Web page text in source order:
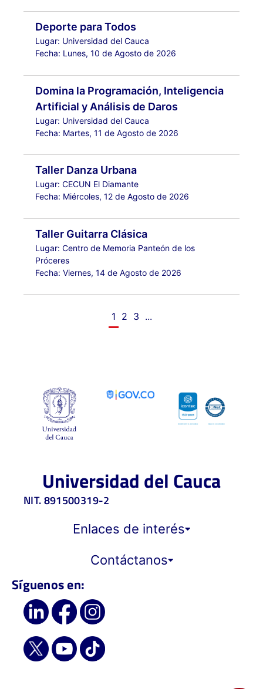
36
31
1 2 3
Deporte para Todos
Lugar: Universidad del Cauca
Fecha: Lunes, 10 de Agosto de 2026
Domina la Programación, Inteligencia
Artificial y Análisis de Daros
Lugar: Universidad del Cauca
Fecha: Martes, 11 de Agosto de 2026
Taller Danza Urbana
Lugar: CECUN El Diamante
Fecha: Miércoles, 12 de Agosto de 2026
Taller Guitarra Clásica
Lugar: Centro de Memoria Panteón de los
Próceres
Fecha: Viernes, 14 de Agosto de 2026
1 2 3 ...
Universidad del Cauca
NIT. 891500319-2
Enlaces de interés
Contáctanos
Síguenos en: